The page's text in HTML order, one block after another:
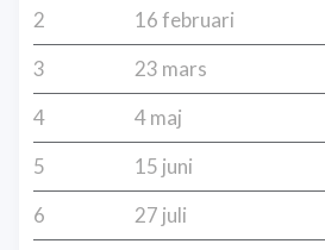
2
16 februari
3
23 mars
4
4 maj
5
15 juni
6
27 juli